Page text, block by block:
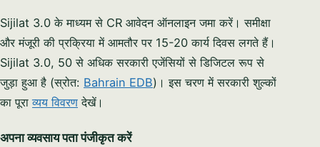
Sijilat 3.0 के माध्यम से CR आवेदन ऑनलाइन जमा करें। समीक्षा
और मंजूरी की प्रक्रिया में आमतौर पर 15-20 कार्य दिवस लगते हैं।
Sijilat 3.0, 50 से अधिक सरकारी एजेंसियों से डिजिटल रूप से
जुड़ा हुआ है (स्रोत: Bahrain EDB)। इस चरण में सरकारी शुल्कों
का पूराव्यय विवरण देखें।
अपना व्यवसाय पता पंजीकृत करें